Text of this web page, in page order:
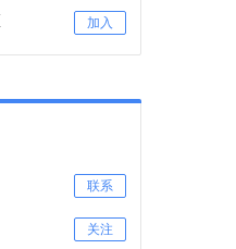
加入
联系
关注